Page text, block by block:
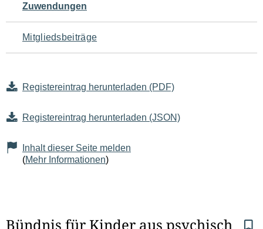
Zuwendungen
Mitgliedsbeiträge
Registereintrag herunterladen (PDF)
Registereintrag herunterladen (JSON)
Inhalt dieser Seite melden
(Mehr Informationen)
Bündnis für Kinder aus psychisch